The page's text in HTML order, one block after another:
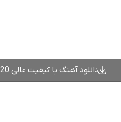
دانلود آهنگ با کیفیت عالی 320